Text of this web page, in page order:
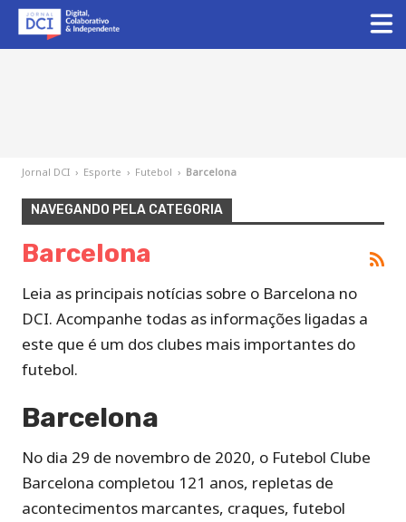
Jornal DCI › Esporte › Futebol › Barcelona
NAVEGANDO PELA CATEGORIA
Barcelona
Leia as principais notícias sobre o Barcelona no
DCI. Acompanhe todas as informações ligadas a
este que é um dos clubes mais importantes do
futebol.
Barcelona
No dia 29 de novembro de 2020, o Futebol Clube
Barcelona completou 121 anos, repletas de
acontecimentos marcantes, craques, futebol